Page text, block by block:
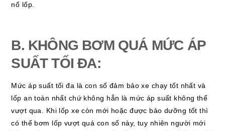
nổ lốp.
B. KHÔNG BƠM QUÁ MỨC ÁP
SUẤT TỐI ĐA:
Mức áp suất tối đa là con số đảm bảo xe chạy tốt nhất và
lốp an toàn nhất chứ không hẳn là mức áp suất không thể
vượt qua. Khi lốp xe còn mới hoặc được bảo dưỡng tốt thì
có thể bơm lốp vượt quá con số này, tuy nhiên người mới